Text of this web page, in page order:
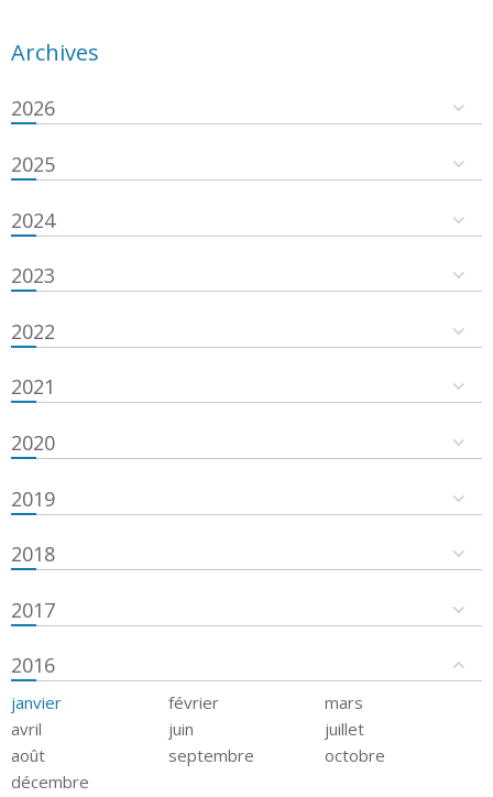
Archives
2026
2025
2024
2023
2022
2021
2020
2019
2018
2017
2016
janvier février
mars
avril
juin
juillet
août
septembre
octobre
décembre